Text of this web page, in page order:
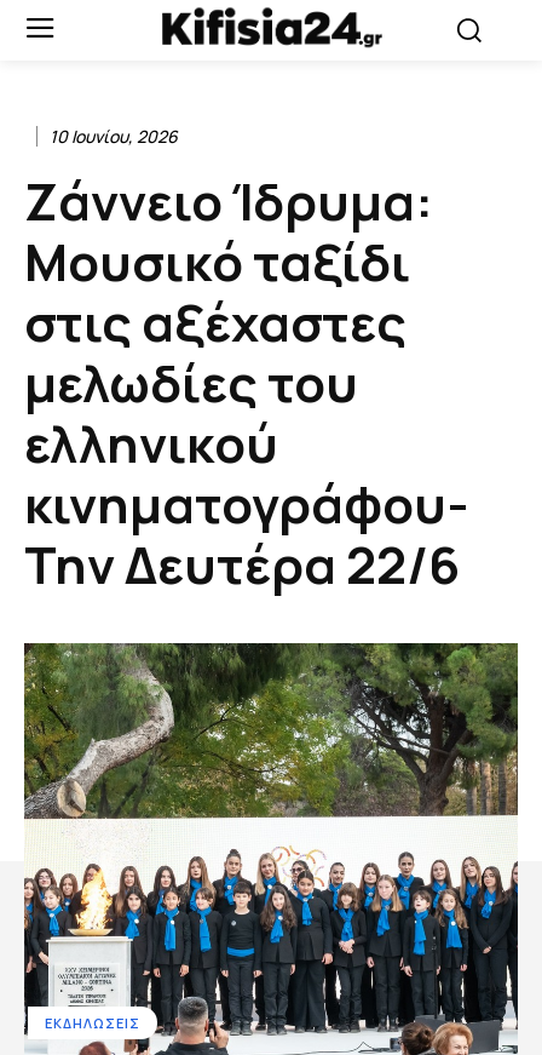
10 Ιουνίου, 2026
Ζάννειο Ίδρυμα:
Μουσικό ταξίδι
στις αξέχαστες
μελωδίες του
ελληνικού
κινηματογράφου-
Την Δευτέρα 22/6
ΕΚΔΗΛΩΣΕΙΣ